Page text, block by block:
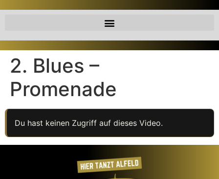
2. Blues –
Promenade
Du hast keinen Zugriff auf dieses Video.